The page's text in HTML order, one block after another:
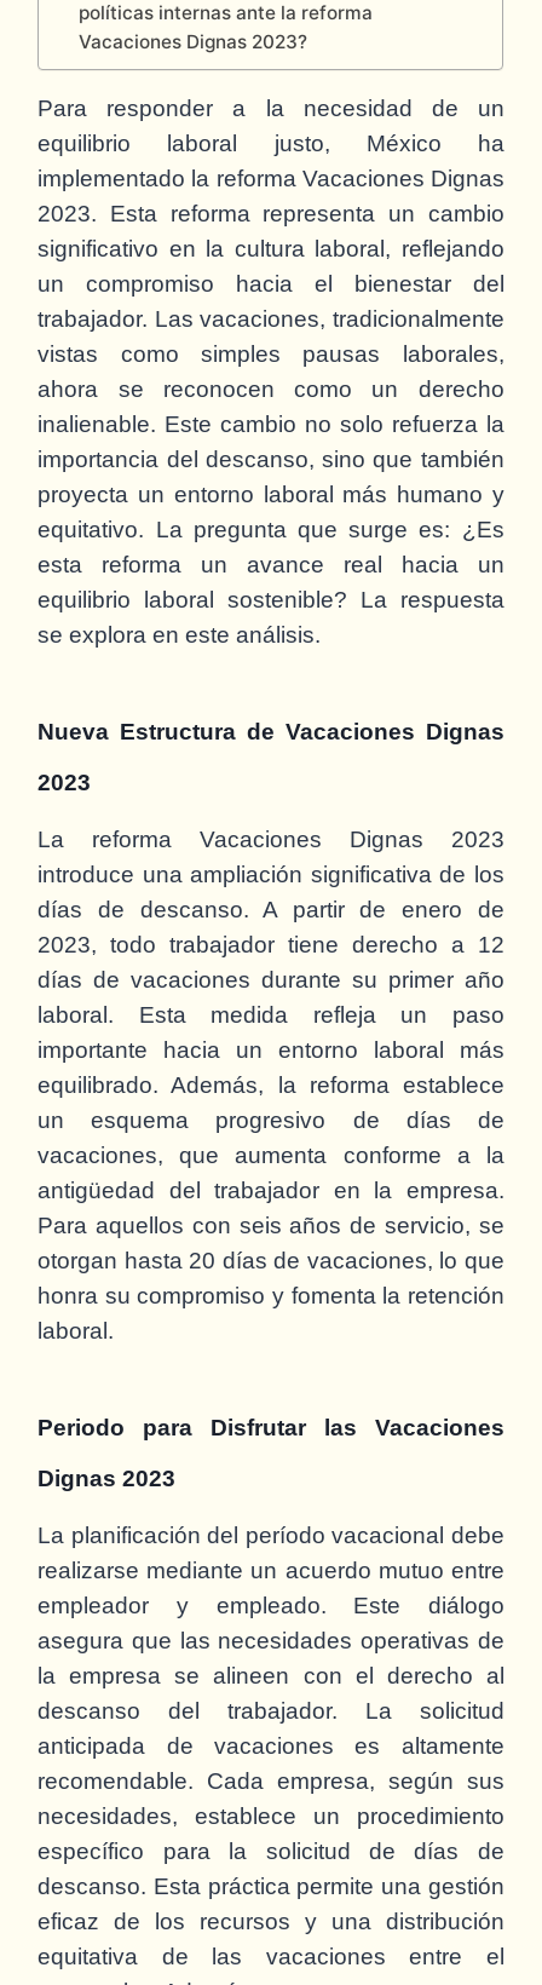
políticas internas ante la reforma
Vacaciones Dignas 2023?
Para responder a la necesidad de un
equilibrio laboral justo, México ha
implementado la reforma Vacaciones Dignas
2023. Esta reforma representa un cambio
significativo en la cultura laboral, reflejando
un compromiso hacia el bienestar del
trabajador. Las vacaciones, tradicionalmente
vistas como simples pausas laborales,
ahora se reconocen como un derecho
inalienable. Este cambio no solo refuerza la
importancia del descanso, sino que también
proyecta un entorno laboral más humano y
equitativo. La pregunta que surge es: ¿Es
esta reforma un avance real hacia un
equilibrio laboral sostenible? La respuesta
se explora en este análisis.
Nueva Estructura de Vacaciones Dignas
2023
La reforma Vacaciones Dignas 2023
introduce una ampliación significativa de los
días de descanso. A partir de enero de
2023, todo trabajador tiene derecho a 12
días de vacaciones durante su primer año
laboral. Esta medida refleja un paso
importante hacia un entorno laboral más
equilibrado. Además, la reforma establece
un esquema progresivo de días de
vacaciones, que aumenta conforme a la
antigüedad del trabajador en la empresa.
Para aquellos con seis años de servicio, se
otorgan hasta 20 días de vacaciones, lo que
honra su compromiso y fomenta la retención
laboral.
Periodo para Disfrutar las Vacaciones
Dignas 2023
La planificación del período vacacional debe
realizarse mediante un acuerdo mutuo entre
empleador y empleado. Este diálogo
asegura que las necesidades operativas de
la empresa se alineen con el derecho al
descanso del trabajador. La solicitud
anticipada de vacaciones es altamente
recomendable. Cada empresa, según sus
necesidades, establece un procedimiento
específico para la solicitud de días de
descanso. Esta práctica permite una gestión
eficaz de los recursos y una distribución
equitativa de las vacaciones entre el